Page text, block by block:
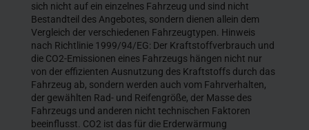
sich nicht auf ein einzelnes Fahrzeug und sind nicht
Bestandteil des Angebotes, sondern dienen allein dem
Vergleich der verschiedenen Fahrzeugtypen. Hinweis
nach Richtlinie 1999/94/EG: Der Kraftstoffverbrauch und
die CO2-Emissionen eines Fahrzeugs hängen nicht nur
von der effizienten Ausnutzung des Kraftstoffs durch das
Fahrzeug ab, sondern werden auch vom Fahrverhalten,
der gewählten Rad- und Reifengröße, der Masse des
Fahrzeugs und anderen nicht technischen Faktoren
beeinflusst. CO2 ist das für die Erderwärmung